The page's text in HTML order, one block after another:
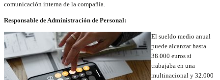
comunicación interna de la compañía.
Responsable de Administración de Personal:
El sueldo medio anual
puede alcanzar hasta
38.000 euros si
trabajaba en una
multinacional y 32.000